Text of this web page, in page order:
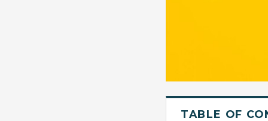
TABLE OF